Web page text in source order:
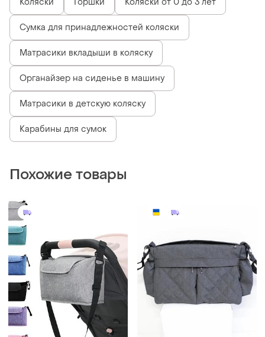
Сумка для принадлежностей коляски
Матрасики вкладыши в коляску
Органайзер на сиденье в машину
Матрасики в детскую коляску
Карабины для сумок
Похожие товары